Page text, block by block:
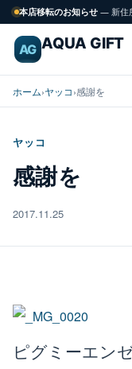
本店移転のお知らせ — 新住
AG AQUA GIFT
海
水
魚
FISH
飼育用品
水槽 TANK
ホーム›ヤッコ›感謝を
ヤッコ
感謝を
2017.11.25
ピグミーエン